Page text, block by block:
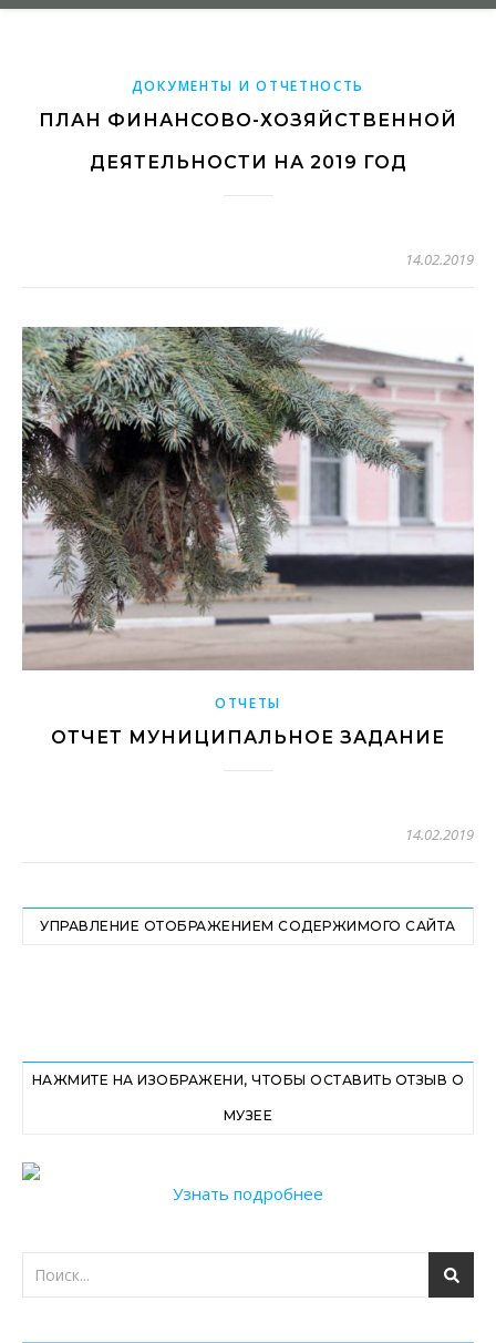
ДОКУМЕНТЫ И ОТЧЕТНОСТЬ
ПЛАН ФИНАНСОВО-ХОЗЯЙСТВЕННОЙ
ДЕЯТЕЛЬНОСТИ НА 2019 ГОД
14.02.2019
ОТЧЕТЫ
ОТЧЕТ МУНИЦИПАЛЬНОЕ ЗАДАНИЕ
14.02.2019
УПРАВЛЕНИЕ ОТОБРАЖЕНИЕМ СОДЕРЖИМОГО САЙТА
НАЖМИТЕ НА ИЗОБРАЖЕНИ, ЧТОБЫ ОСТАВИТЬ ОТЗЫВ О
МУЗЕЕ
Узнать подробнее